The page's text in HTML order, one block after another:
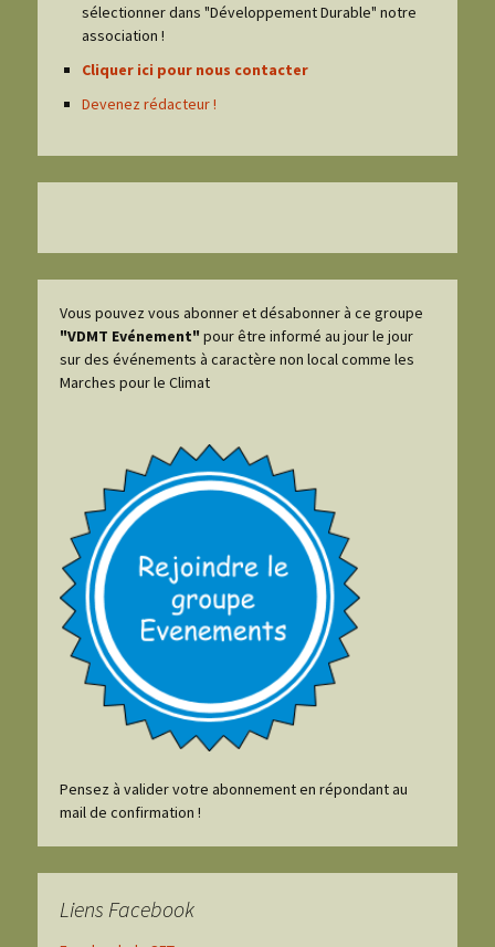
sélectionner dans "Développement Durable" notre
association !
Cliquer ici pour nous contacter
Devenez rédacteur !
Vous pouvez vous abonner et désabonner à ce groupe
"VDMT Evénement" pour être informé au jour le jour
sur des événements à caractère non local comme les
Marches pour le Climat
Pensez à valider votre abonnement en répondant au
mail de confirmation !
Liens Facebook